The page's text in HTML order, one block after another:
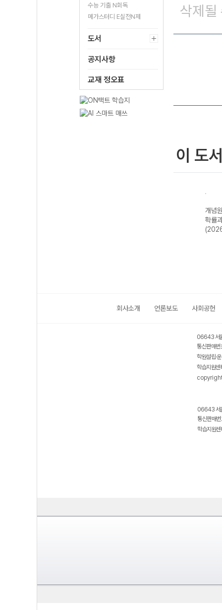
수능 기출 N회독
메가스터디 E실전N제
도서
공지사항
교재 정오표
삭제될
이 도
개념
확률
회사소개 언론보도 사회공헌
06643 서
통신판매
학원설립·
학습지원
06643 서
통신판매
학습지원